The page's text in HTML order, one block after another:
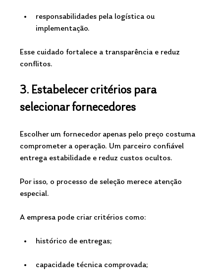
responsabilidades pela logística ou
implementação.
Esse cuidado fortalece a transparência e reduz
conflitos.
3. Estabelecer critérios para
selecionar fornecedores
Escolher um fornecedor apenas pelo preço costuma
comprometer a operação. Um parceiro confiável
entrega estabilidade e reduz custos ocultos.
Por isso, o processo de seleção merece atenção
especial.
A empresa pode criar critérios como:
histórico de entregas;
capacidade técnica comprovada;